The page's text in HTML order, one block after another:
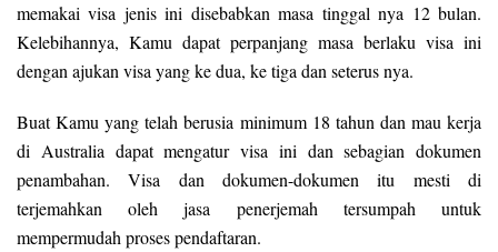
memakai visa jenis ini disebabkan masa tinggal nya 12 bulan.
Kelebihannya, Kamu dapat perpanjang masa berlaku visa ini
dengan ajukan visa yang ke dua, ke tiga dan seterus nya.
Buat Kamu yang telah berusia minimum 18 tahun dan mau kerja
di Australia dapat mengatur visa ini dan sebagian dokumen
penambahan. Visa dan dokumen-dokumen itu mesti di
terjemahkan oleh jasa penerjemah tersumpah untuk
mempermudah proses pendaftaran.